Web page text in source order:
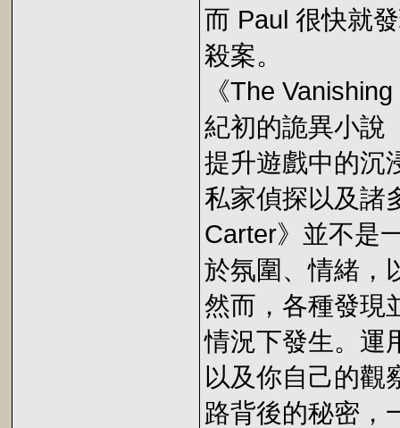
而 Paul 很快就
殺案。
《The
紀初的詭異小說
提升遊戲中的沉
私家偵探以及諸
Carter》並不是
於氛圍、情緒，
然而，各種發現
情況下發生。運
以及你自己的觀
路背後的秘密，